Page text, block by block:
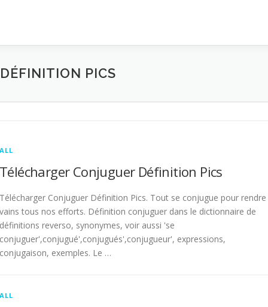
PICS
ALL
Télécharger Conjuguer Définition Pics
Télécharger Conjuguer Définition Pics. Tout se conjugue pour rendre
vains tous nos efforts. Définition conjuguer dans le dictionnaire de
définitions reverso, synonymes, voir aussi 'se
conjuguer',conjugué',conjugués',conjugueur', expressions,
conjugaison, exemples. Le …
ALL